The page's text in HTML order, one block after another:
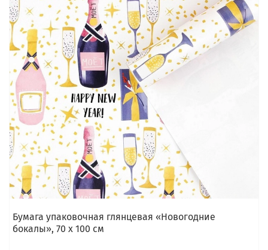
Бумага упаковочная глянцевая «Новогодние
бокалы», 70 х 100 см